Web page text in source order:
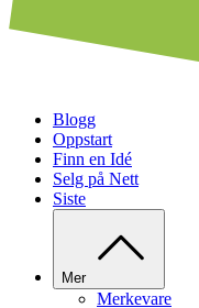
Blogg
Oppstart
Finn en Idé
Selg på Nett
Siste
Mer
Merkevare